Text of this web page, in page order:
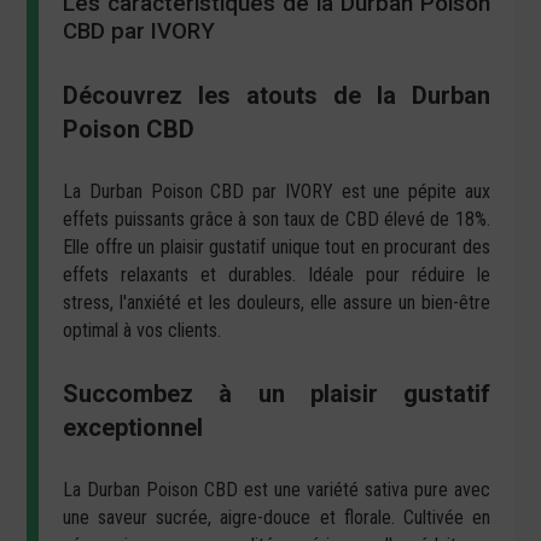
CBD par IVORY
Découvrez les atouts de la Durban
Poison CBD
La Durban Poison CBD par IVORY est une pépite aux
effets puissants grâce à son taux de CBD élevé de 18%.
Elle offre un plaisir gustatif unique tout en procurant des
effets relaxants et durables. Idéale pour réduire le
stress, l'anxiété et les douleurs, elle assure un bien-être
optimal à vos clients.
Succombez à un plaisir gustatif
exceptionnel
La Durban Poison CBD est une variété sativa pure avec
une saveur sucrée, aigre-douce et florale. Cultivée en